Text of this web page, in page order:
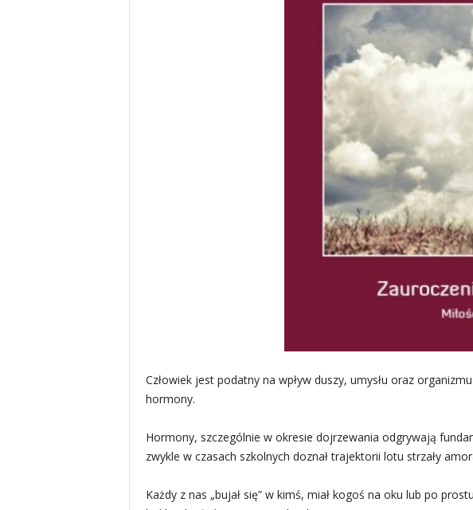
Człowiek jest podatny na wpływ duszy, umysłu oraz
hormony.
Hormony, szczególnie w okresie dojrzewania odgrywają
zwykle w czasach szkolnych doznał trajektorii lotu strzały
Każdy z nas „bujał się” w kimś, miał kogoś na oku lub po